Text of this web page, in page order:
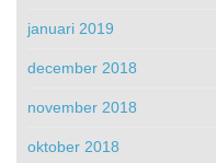
januari 2019
december 2018
november 2018
oktober 2018